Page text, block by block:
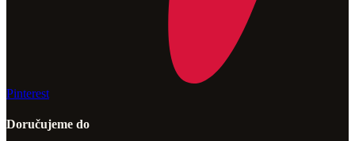
Pinterest
Doručujeme do